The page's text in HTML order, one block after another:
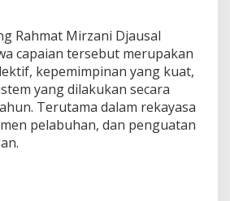
Rahmat Mirzani Djausal
capaian tersebut merupakan
kepemimpinan yang kuat,
yang dilakukan secara
Terutama dalam rekayasa
pelabuhan, dan penguatan